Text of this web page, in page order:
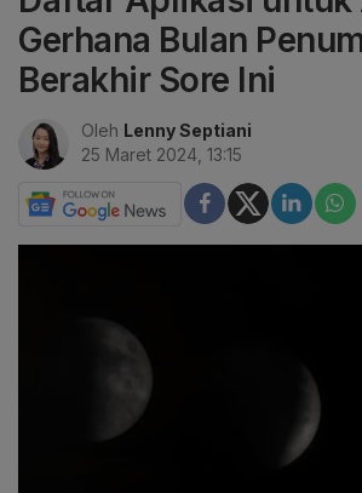
Gerhana Bulan
Berakhir Sore Ini
Oleh Lenny Septiani
25 Maret 2024, 13:15